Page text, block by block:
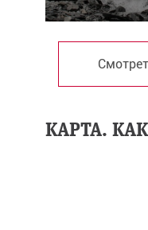
КАРТА.